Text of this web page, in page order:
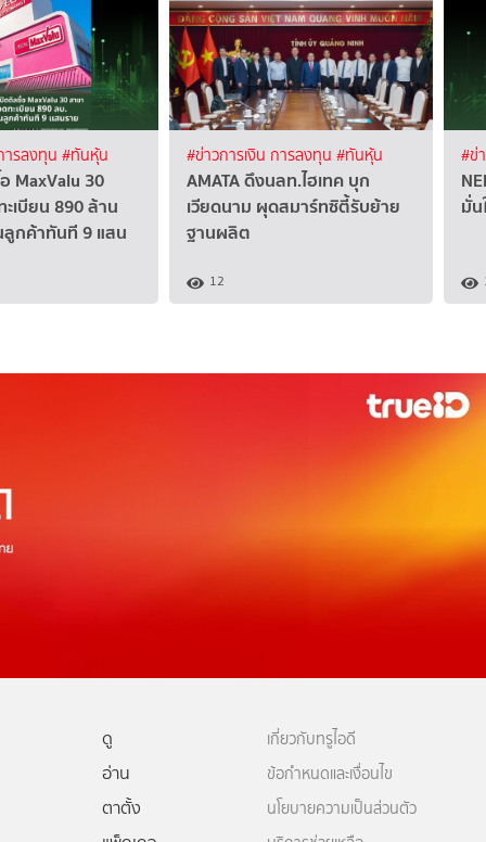
ารลงทุน #ทันหุ้น
MaxValu 30
เบียน 890 ล้าน
ลูกค้าทันที 9 แสน
#ข่าวการเงิน การลงทุน #ทันหุ้น
AMATA ดึงนลท.ไฮเทค บุก
เวียดนาม ผุดสมาร์ทซิตี้รับย้าย
ฐานผลิต
12
#ข่
มั่
ดู
อ่าน
ตาตั้ง
เกี่ยวกับทรูไอดี
ข้อกำหนดและเงื่อนไข
นโยบายความเป็นส่วนตัว